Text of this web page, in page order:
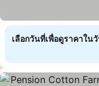
เลือกวันที่เพื่อดูราคาใน